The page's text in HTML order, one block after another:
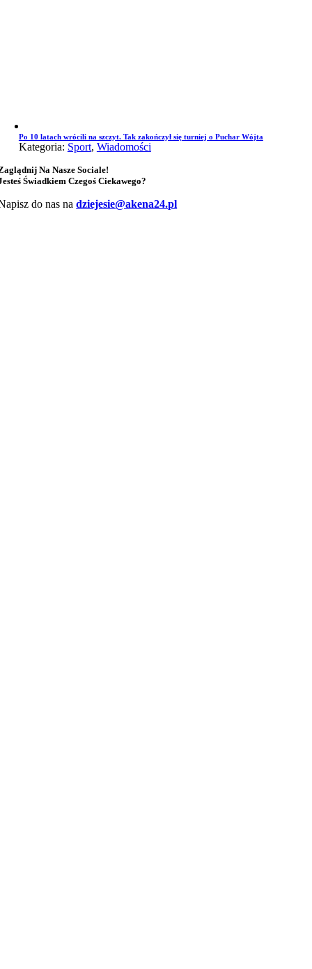
Po 10 latach wrócili na szczyt. Tak zakończył się turniej o Puchar Wójta
Kategoria: Sport, Wiadomości
Na Nasze Sociale!
Świadkiem Czegoś Ciekawego?
do nas nadziejesie@akena24.pl